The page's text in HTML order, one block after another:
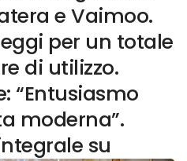
e Vaimoo.
per un totale
di utilizzo.
“Entusiasmo
moderna”.
su